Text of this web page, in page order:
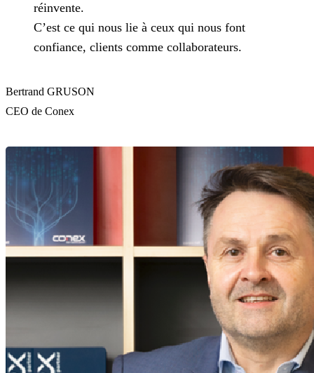
réinvente.
C’est ce qui nous lie à ceux qui nous font
confiance, clients comme collaborateurs.
Bertrand GRUSON
CEO de Conex